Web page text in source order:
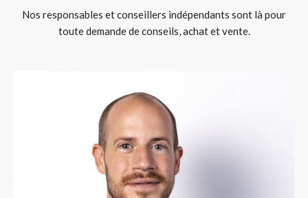
Nos responsables et conseillers indépendants sont là pour
toute demande de conseils, achat et vente.